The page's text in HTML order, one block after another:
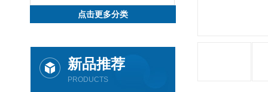
点击更多分类
新品推荐
PRODUCTS